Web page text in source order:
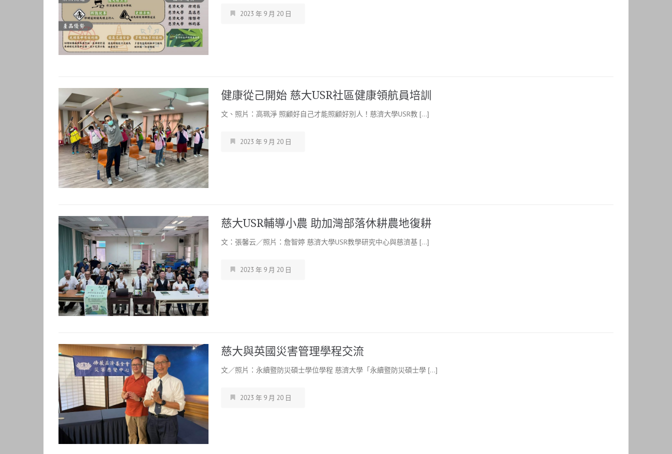
2023 年 9 月 20 日
健康從己開始 慈大USR社區健康領航員培訓
文、照片：高珮淨 照顧好自己才能照顧好別人！慈濟大學USR教 […]
2023 年 9 月 20 日
慈大USR輔導小農 助加灣部落休耕農地復耕
文：張馨云／照片：詹智婷 慈濟大學USR教學研究中心與慈濟基 […]
2023 年 9 月 20 日
慈大與英國災害管理學程交流
文／照片：永續暨防災碩士學位學程 慈濟大學「永續暨防災碩士學 […]
2023 年 9 月 20 日